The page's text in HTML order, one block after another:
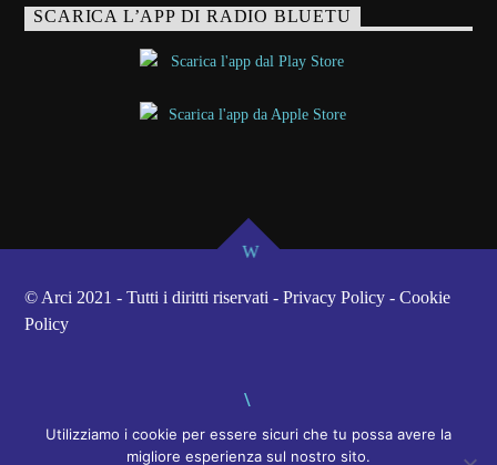
SCARICA L’APP DI RADIO BLUETU
© Arci 2021 - Tutti i diritti riservati - Privacy Policy - Cookie
Policy
Utilizziamo i cookie per essere sicuri che tu possa avere la
migliore esperienza sul nostro sito.